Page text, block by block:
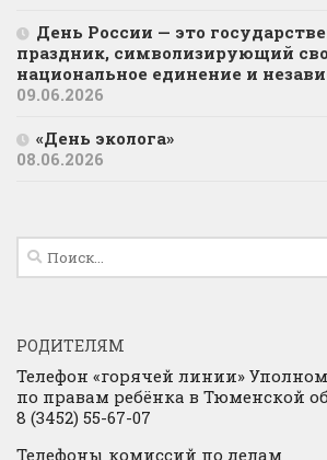
День России — это
праздник, символизирующий
национальное единение и
09.06.2026
«День эколога»
08.06.2026
Найти:
РОДИТЕЛЯМ
Телефон «горячей линии»
по правам ребёнка в Тюменской
8 (3452) 55-67-07
Телефоны комиссий по делам